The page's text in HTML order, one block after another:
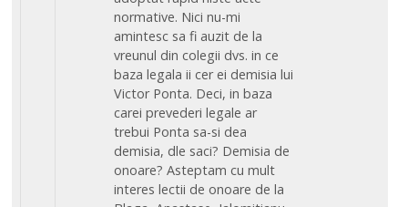
normative. Nici nu-mi
amintesc sa fi auzit de la
vreunul din colegii dvs. in ce
baza legala ii cer ei demisia lui
Victor Ponta. Deci, in baza
carei prevederi legale ar
trebui Ponta sa-si dea
demisia, dle saci? Demisia de
onoare? Asteptam cu mult
interes lectii de onoare de la